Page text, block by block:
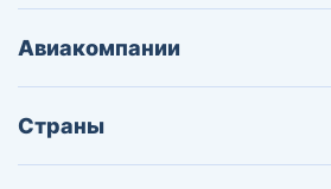
Авиакомпании
Страны